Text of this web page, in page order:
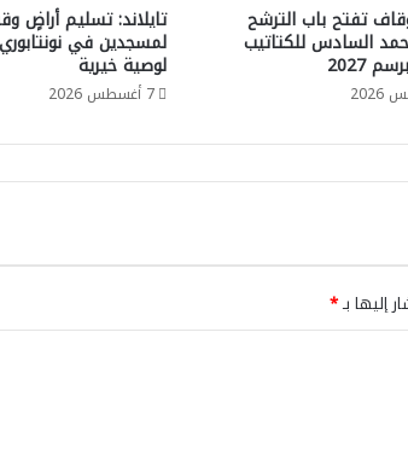
تفتح باب الترشح
السادس للكتاتيب
2027
تايلاند: تسليم أراضٍ
لمسجدين في
لوصية خيرية
7 أغسطس 2026
إليها بـ*